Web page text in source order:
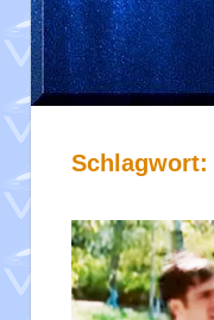
Schlagwort: